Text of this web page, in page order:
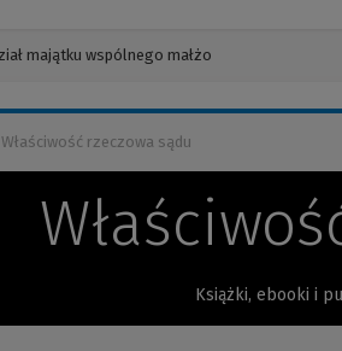
Właściwość rzeczowa sądu
Książki, ebooki i